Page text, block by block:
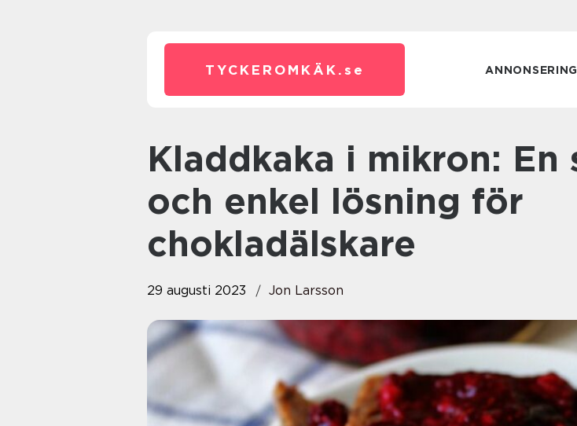
TYCKEROMKÄK. se ANNONSERING
Kladdkaka i mikron: En snabb
och enkel lösning för
chokladälskare
29 augusti 2023 Jon Larsson